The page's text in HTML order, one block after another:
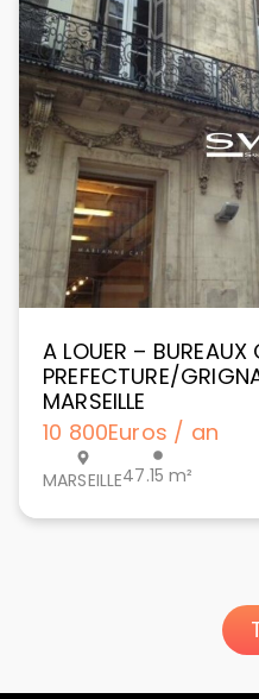
A LOUER – BUREAUX
PREFECTURE/
MARSEILLE
10 800Euros / an
MARSEILLE47.15 m²